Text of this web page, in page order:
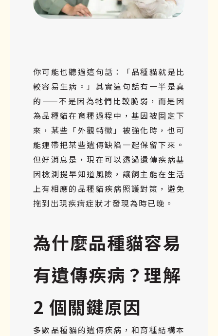
你可能也聽過這句話：「品種貓就是比
較容易生病。」其實這句話有一半是真
的——不是因為牠們比較脆弱，而是因
為品種貓在育種過程中，基因被固定下
來，某些「外觀特徵」被強化時，也可
能連帶把某些遺傳缺陷一起保留下來。
但好消息是，現在可以透過遺傳疾病基
因檢測提早知道風險，讓飼主能在生活
上有相應的品種貓疾病照護對策，避免
拖到出現疾病症狀才發現為時已晚。
為什麼品種貓容易
有遺傳疾病？理解
2 個關鍵原因
多數 品種貓的遺傳疾病，和育種結構本